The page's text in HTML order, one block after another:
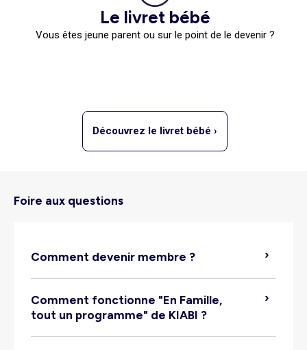
Le livret bébé
Vous êtes jeune parent ou sur le point de le devenir ?
Découvrez le livret bébé ›
Foire aux questions
Comment devenir membre ?
Comment fonctionne "En Famille,
tout un programme" de KIABI ?